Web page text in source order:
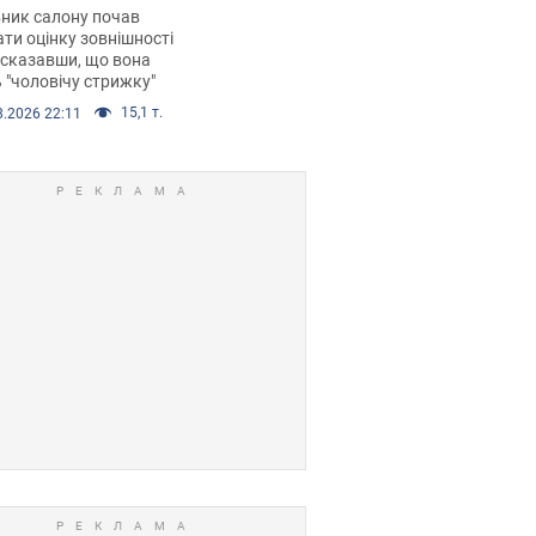
скандал.
салону почав
оцінку зовнішності
що вона
"чоловічу стрижку"
22:11 15,1 т.